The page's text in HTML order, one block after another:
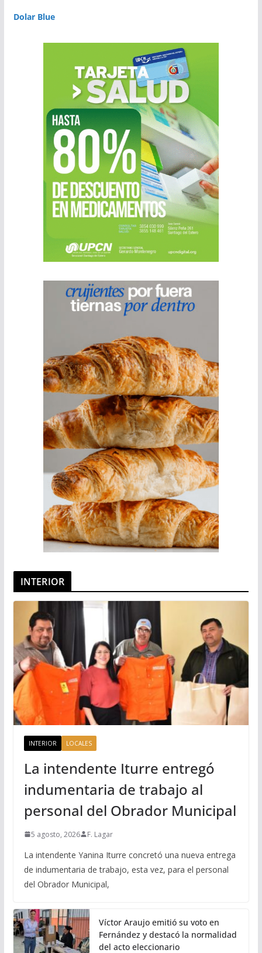
Dolar Blue
INTERIOR
INTERIOR LOCALES
La intendente Iturre entregó
indumentaria de trabajo al
personal del Obrador Municipal
5 agosto, 2026 F. Lagar
La intendente Yanina Iturre concretó una nueva entrega
de indumentaria de trabajo, esta vez, para el personal
del Obrador Municipal,
Víctor Araujo emitió su voto en
Fernández y destacó la normalidad
del acto eleccionario